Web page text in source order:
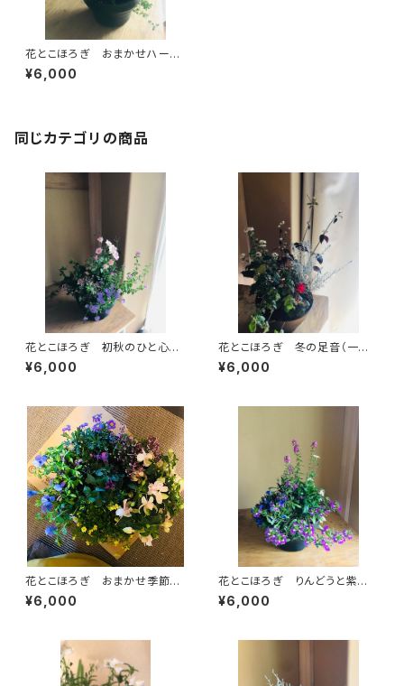
花とこほろぎ おまかせハーブ
と季節の花の寄せ植え（受注製
作）【寄せ植え】
¥6,000
同じカテゴリの商品
花とこほろぎ 初秋のひと心地
（一点もの）【寄せ植え】
¥6,000
花とこほろぎ 冬の足音（一点
もの）【寄せ植え】
¥6,000
花とこほろぎ おまかせ季節の
寄せ植え【寄せ植え】
¥6,000
花とこほろぎ りんどうと紫雲
（一点もの）【寄せ植え】
¥6,000